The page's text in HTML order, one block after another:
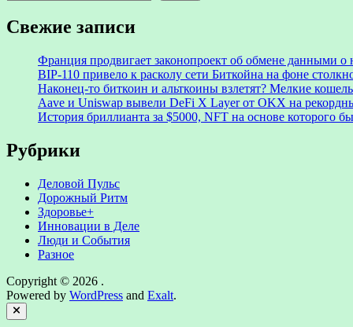
Свежие записи
Франция продвигает законопроект об обмене данными
BIP-110 привело к расколу сети Биткойна на фоне
Наконец-то биткоин и альткоины взлетят? Мелкие
Aave и Uniswap вывели DeFi X Layer от OKX на
История бриллианта за $5000, NFT на основе которого
Рубрики
Деловой Пульс
Дорожный Ритм
Здоровье+
Инновации в Деле
Люди и События
Разное
Copyright © 2026 .
Powered by WordPress and Exalt.
Close